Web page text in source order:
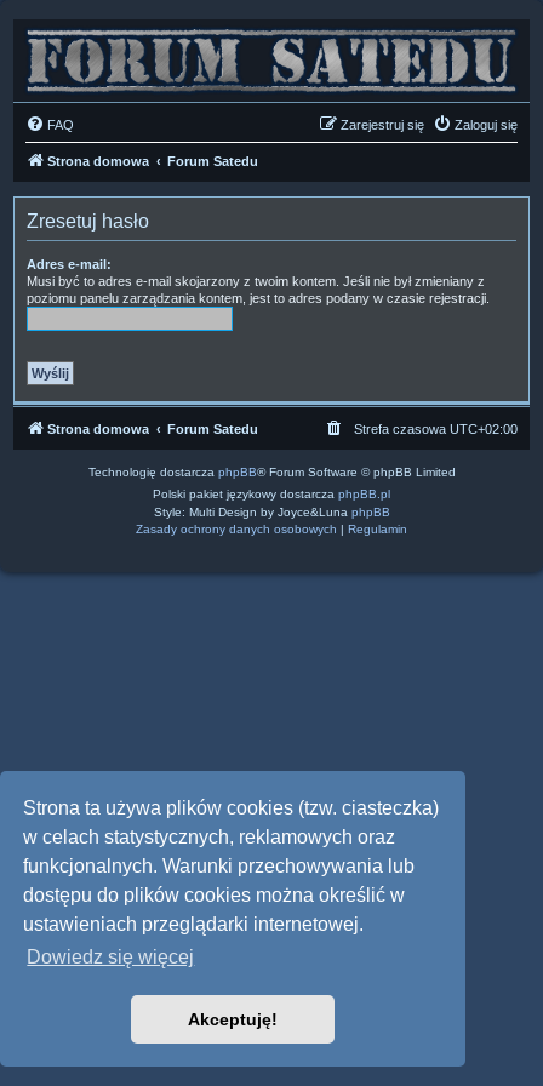
Strona ta używa plików cookies (tzw. ciasteczka)
w celach statystycznych, reklamowych oraz
funkcjonalnych. Warunki przechowywania lub
dostępu do plików cookies można określić w
ustawieniach przeglądarki internetowej.
Dowiedz się więcej
Akceptuję!
FAQ Zaloguj się
Zarejestruj się
Strona domowa Forum Satedu
Zresetuj hasło
Adres e-mail:
Musi być to adres e-mail skojarzony z twoim kontem. Jeśli nie był zmieniany z
poziomu panelu zarządzania kontem, jest to adres podany w czasie rejestracji.
Strona domowa Forum Satedu Strefa czasowa UTC+02:00
Technologię dostarcza phpBB® Forum Software © phpBB Limited
Polski pakiet językowy dostarcza phpBB.pl
Style: Multi Design by Joyce&Luna phpBB
Zasady ochrony danych osobowych | Regulamin